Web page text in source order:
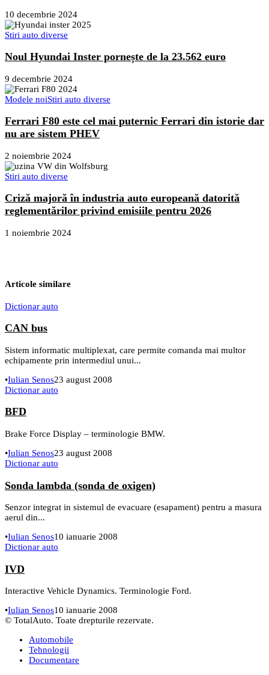
10 decembrie 2024
Stiri auto diverse
Noul Hyundai Inster pornește de la 23.562 euro
9 decembrie 2024
Modele noiStiri auto diverse
Ferrari F80 este cel mai puternic Ferrari din istorie dar
nu are sistem PHEV
2 noiembrie 2024
Stiri auto diverse
Criză majoră în industria auto europeană datorită
reglementărilor privind emisiile pentru 2026
1 noiembrie 2024
Articole similare
Dictionar auto
CAN bus
Sistem informatic multiplexat, care permite comanda mai multor
echipamente prin intermediul unui...
•Iulian Senos23 august 2008
Dictionar auto
BFD
Brake Force Display – terminologie BMW.
•Iulian Senos23 august 2008
Dictionar auto
Sonda lambda (sonda de oxigen)
Senzor integrat in sistemul de evacuare (esapament) pentru a masura
aerul din...
•Iulian Senos10 ianuarie 2008
Dictionar auto
IVD
Interactive Vehicle Dynamics. Terminologie Ford.
•Iulian Senos10 ianuarie 2008
© TotalAuto. Toate drepturile rezervate.
Automobile
Tehnologii
Documentare